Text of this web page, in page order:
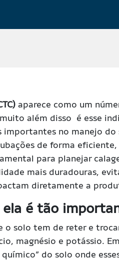
aparece como um
além disso é esse
importantes no manejo
de forma
para planejar
mais duradouras,
diretamente a
ela é tão
o solo tem de reter e
magnésio e potássio.
do solo onde